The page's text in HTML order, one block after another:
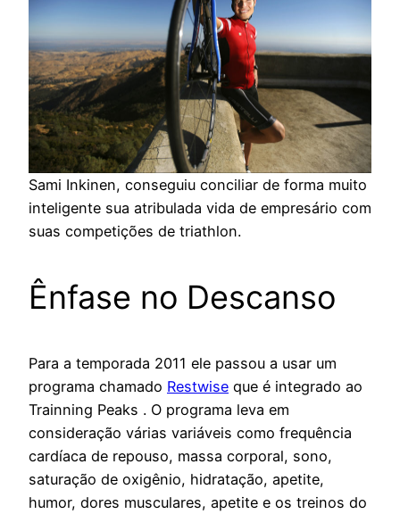
Sami Inkinen, conseguiu conciliar de forma muito
inteligente sua atribulada vida de empresário com
suas competições de triathlon.
Ênfase no Descanso
Para a temporada 2011 ele passou a usar um
programa chamado Restwise que é integrado ao
Trainning Peaks . O programa leva em
consideração várias variáveis como frequência
cardíaca de repouso, massa corporal, sono,
saturação de oxigênio, hidratação, apetite,
humor, dores musculares, apetite e os treinos do